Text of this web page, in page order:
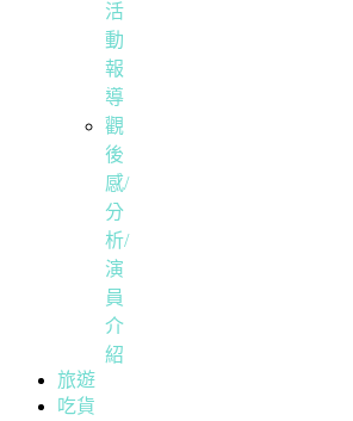
活
動
報
導
觀
後
感/
分
析/
演
員
介
紹
旅遊
吃貨